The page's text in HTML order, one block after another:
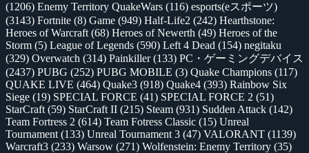
(1206) Enemy Territory QuakeWars (116) esports(eスポーツ)
(3143) Fortnite (8) Game (949) Half-Life2 (242) Hearthstone:
Heroes of Warcraft (68) Heroes of Newerth (49) Heroes of the
Storm (5) League of Legends (590) Left 4 Dead (154) negitaku
(329) Overwatch (314) Painkiller(133) PC・ゲーミングデバイス
(2437) PUBG (252) PUBG MOBILE (3) Quake Champions (117)
QUAKE LIVE (464) Quake3 (918) Quake4 (393) Rainbow Six
Siege (19) SPECIAL FORCE (41) SPECIAL FORCE 2 (51)
StarCraft (59) StarCraft II (215) Steam (931) Sudden Attack (142)
Team Fortress 2 (614) Team Fotress Classic (15) Unreal
Tournament (133) Unreal Tournament 3 (47) VALORANT (1139)
Warcraft3 (233) Warsow (271) Wolfenstein: Enemy Territory (35)